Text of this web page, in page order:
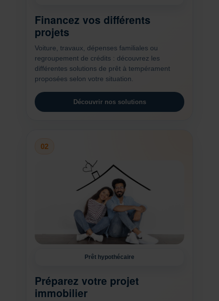
Financez vos différents
projets
Voiture, travaux, dépenses familiales ou
regroupement de crédits : découvrez les
différentes solutions de prêt à tempérament
proposées selon votre situation.
Découvrir nos solutions
02
Prêt hypothécaire
Préparez votre projet
immobilier